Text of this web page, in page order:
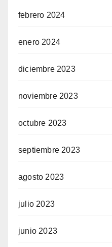
febrero 2024
enero 2024
diciembre 2023
noviembre 2023
octubre 2023
septiembre 2023
agosto 2023
julio 2023
junio 2023